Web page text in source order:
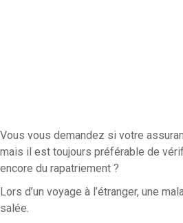
Vous vous demandez si votre
mais il est toujours préférable de
encore du rapatriement ?
Lors d’un voyage à l’étranger, une
salée.